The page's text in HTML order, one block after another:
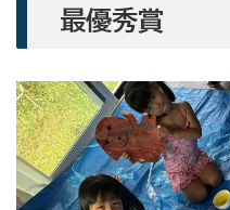
最優秀賞